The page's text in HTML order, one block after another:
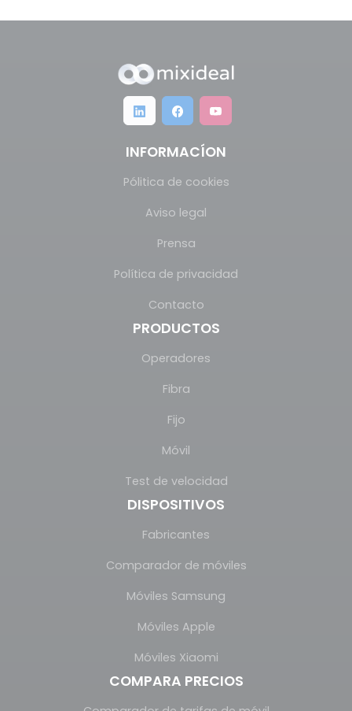
INFORMACÍON
Pólitica de cookies
Aviso legal
Prensa
Política de privacidad
Contacto
PRODUCTOS
Operadores
Fibra
Fijo
Móvil
Test de velocidad
DISPOSITIVOS
Fabricantes
Comparador de móviles
Móviles Samsung
Móviles Apple
Móviles Xiaomi
COMPARA PRECIOS